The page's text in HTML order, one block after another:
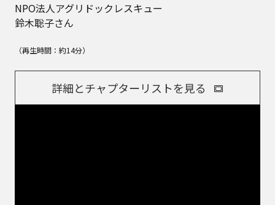
NPO法人アグリドックレスキュー
鈴木聡子さん
（再生時間：約14分）
詳細とチャプターリストを見る